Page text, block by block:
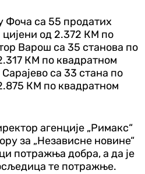
Фоча са 55 продатих
цијени од 2.372 КМ по
Варош са 35 станова по
КМ по квадратном
са 33 стана по
КМ по квадратном
агенције „Римакс“
за „Независне новине“
потражња добра, а да је
те потражње.